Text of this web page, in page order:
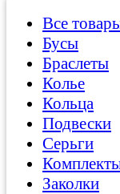
Все
Бусы
Браслеты
Колье
Кольца
Подвески
Серьги
Заколки